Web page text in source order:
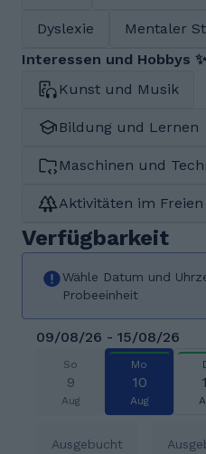
Dyslexie
Mentaler
Interessen und Hobbys ✨
Kunst und Musik
Bildung und Lernen
Maschinen und
Aktivitäten im Freien
Verfügbarkeit
Wähle Datum und
Probeeinheit
09/08/26 - 15/08/26
So
9
Aug
Mo
10
Aug
Ausgebucht